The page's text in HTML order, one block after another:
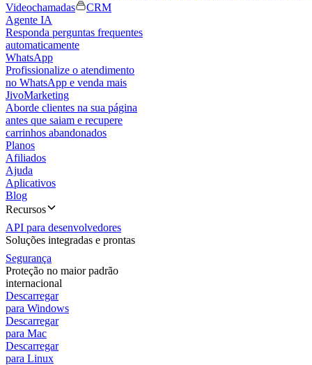
Videochamadas
CRM
Agente IA
Responda perguntas frequentes
automaticamente
WhatsApp
Profissionalize o atendimento
no WhatsApp e venda mais
JivoMarketing
Aborde clientes na sua página
antes que saiam e recupere
carrinhos abandonados
Planos
Afiliados
Ajuda
Aplicativos
Blog
Recursos
API para desenvolvedores
Soluções integradas e prontas
Segurança
Proteção no maior padrão
internacional
Descarregar
para Windows
Descarregar
para Mac
Descarregar
para Linux